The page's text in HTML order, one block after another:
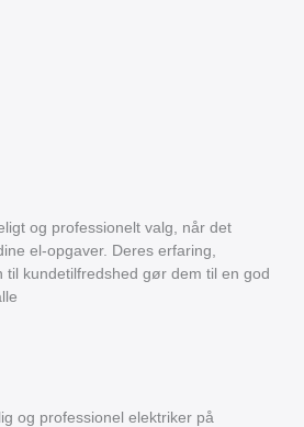
og professionelt valg, når det
el-opgaver. Deres erfaring,
til kundetilfredshed gør dem til en god
og professionel elektriker på